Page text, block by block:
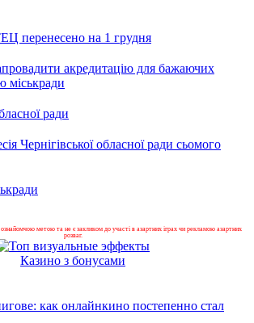
перенесено на 1 грудня
акредитацію для бажаючих
міськради
ради
Чернігівської обласної ради сьомого
метою та не є закликом до участі в азартних іграх чи рекламою азартних
розваг.
Казино з бонусами
как онлайнкино постепенно стал